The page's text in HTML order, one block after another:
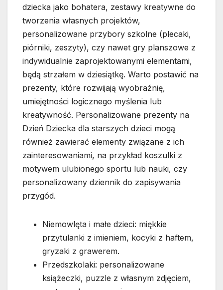
dziecka jako bohatera, zestawy kreatywne do
tworzenia własnych projektów,
personalizowane przybory szkolne (plecaki,
piórniki, zeszyty), czy nawet gry planszowe z
indywidualnie zaprojektowanymi elementami,
będą strzałem w dziesiątkę. Warto postawić na
prezenty, które rozwijają wyobraźnię,
umiejętności logicznego myślenia lub
kreatywność. Personalizowane prezenty na
Dzień Dziecka dla starszych dzieci mogą
również zawierać elementy związane z ich
zainteresowaniami, na przykład koszulki z
motywem ulubionego sportu lub nauki, czy
personalizowany dziennik do zapisywania
przygód.
Niemowlęta i małe dzieci: miękkie
przytulanki z imieniem, kocyki z haftem,
gryzaki z grawerem.
Przedszkolaki: personalizowane
książeczki, puzzle z własnym zdjęciem,